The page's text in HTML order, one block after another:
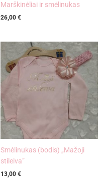
Marškinėliai ir smėlinukas
26,00 €
Smėlinukas (bodis) „Mažoji
stileiva”
13,00 €